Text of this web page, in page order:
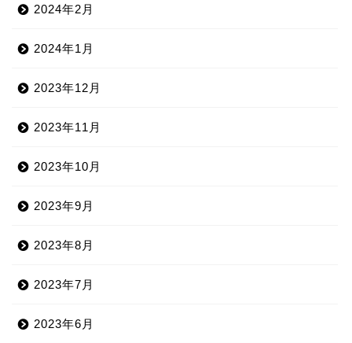
2024年2月
2024年1月
2023年12月
2023年11月
2023年10月
2023年9月
2023年8月
2023年7月
2023年6月